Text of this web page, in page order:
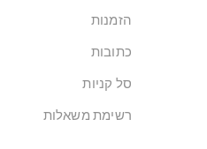
הזמנות
כתובות
סל קניות
רשימת משאלות